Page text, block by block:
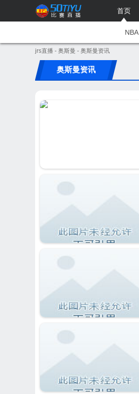
首页
NBA
jrs直播 - 奥斯曼 - 奥斯曼资讯
奥斯曼资讯